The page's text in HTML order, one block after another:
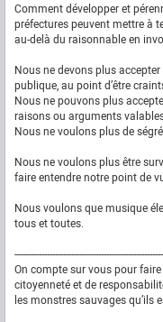
Comment développer et
préfectures peuvent mettre à
au-delà du raisonnable en
Nous ne devons plus
publique, au point d’être
Nous ne pouvons plus
raisons ou arguments
Nous ne voulons plus de
Nous ne voulons plus être
faire entendre notre point de
Nous voulons que musique
tous et toutes.
On compte sur vous pour faire
citoyenneté et de
les monstres sauvages qu’ils